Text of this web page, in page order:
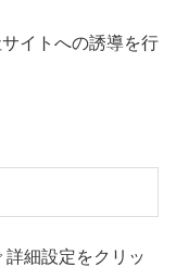
イトへの誘導を行
細設定をクリッ